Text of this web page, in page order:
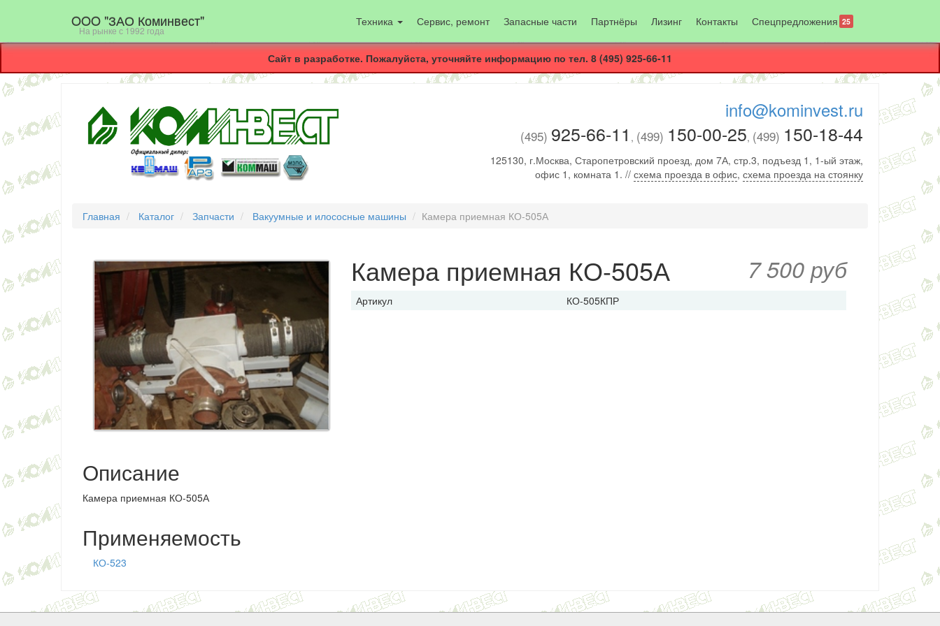
OOO "ЗАО Коминвест"
На рынке с 1992 года
Техника Сервис, ремонт Запасные части Партнёры Лизинг Контакты Спецпредложения 25
Сайт в разработке. Пожалуйста, уточняйте информацию по тел. 8 (495) 925-66-11
info@kominvest.ru
(495) 925-66-11 , (499) 150-00-25, (499) 150-18-44
125130, г.Москва, Старопетровский проезд, дом 7А, стр.3, подъезд 1, 1-ый этаж,
офис 1, комната 1. // схема проезда в офис, схема проезда на стоянку
Главная Каталог Запчасти Вакуумные и илососные машины Камера приемная КО-505А
Камера приемная КО-505А 7 500 руб
Артикул КО-505КПР
Описание
Камера приемная КО-505А
Применяемость
КО-523